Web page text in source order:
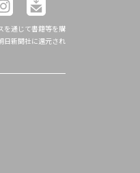
を通じて書籍等を購
日新聞社に還元され